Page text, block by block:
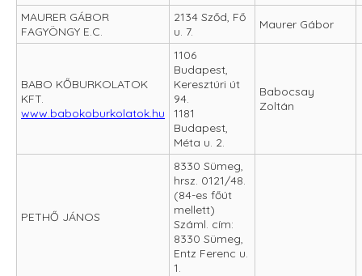
MAURER GÁBOR
FAGYÖNGY E.C.
2134 Sződ, Fő
u. 7.
Maurer Gábor
BABO KŐBURKOLATOK
KFT.
www.babokoburkolatok.hu
1106
Budapest,
Keresztúri út
94.
1181
Budapest,
Méta u. 2.
Babocsay
Zoltán
PETHŐ JÁNOS
8330 Sümeg,
hrsz. 0121/48.
(84-es főút
mellett)
Száml. cím:
8330 Sümeg,
Entz Ferenc u.
1.